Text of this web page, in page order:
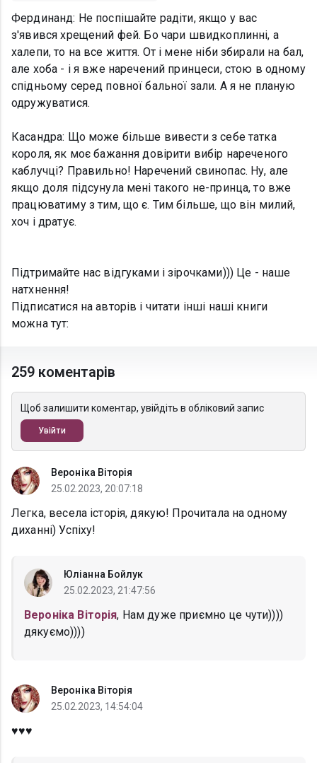
Фердинанд: Не поспішайте радіти, якщо у вас
з'явився хрещений фей. Бо чари швидкоплинні, а
халепи, то на все життя. От і мене ніби збирали на бал,
але хоба - і я вже наречений принцеси, стою в одному
спідньому серед повної бальної зали. А я не планую
одружуватися.
Касандра: Що може більше вивести з себе татка
короля, як моє бажання довірити вибір нареченого
каблучці? Правильно! Наречений свинопас. Ну, але
якщо доля підсунула мені такого не-принца, то вже
працюватиму з тим, що є. Тим більше, що він милий,
хоч і дратує.
Підтримайте нас відгуками і зірочками))) Це - наше
натхнення!
Підписатися на авторів і читати інші наші книги
можна тут:
259 коментарів
Щоб залишити коментар, увійдіть в обліковий запис
Увійти
Вероніка Віторія
25.02.2023, 20:07:18
Легка, весела історія, дякую! Прочитала на одному
диханні) Успіху!
Юліанна Бойлук
25.02.2023, 21:47:56
Вероніка Віторія, Нам дуже приємно це чути))))
дякуємо))))
Вероніка Віторія
25.02.2023, 14:54:04
♥️♥️♥️